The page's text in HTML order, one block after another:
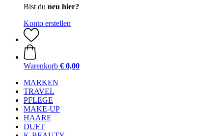
Bist du neu hier?
Konto erstellen
Warenkorb € 0,00
MARKEN
TRAVEL
PFLEGE
MAKE-UP
HAARE
DUFT